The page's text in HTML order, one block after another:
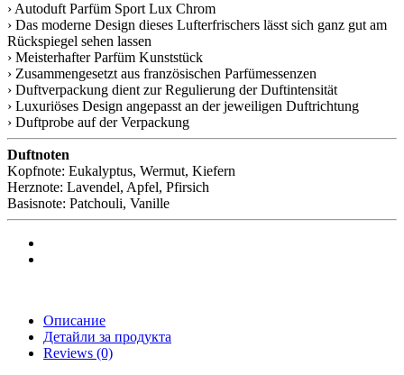
› Autoduft Parfüm Sport Lux Chrom
› Das moderne Design dieses Lufterfrischers lässt sich ganz gut am
Rückspiegel sehen lassen
› Meisterhafter Parfüm Kunststück
› Zusammengesetzt aus französischen Parfümessenzen
› Duftverpackung dient zur Regulierung der Duftintensität
› Luxuriöses Design angepasst an der jeweiligen Duftrichtung
› Duftprobe auf der Verpackung
Duftnoten
Kopfnote: Eukalyptus, Wermut, Kiefern
Herznote: Lavendel, Apfel, Pfirsich
Basisnote: Patchouli, Vanille
Описание
Детайли за продукта
Reviews (0)